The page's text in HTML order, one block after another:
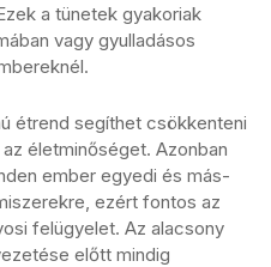
a tünetek gyakoriak
vagy gyulladásos
étrend segíthet csökkenteni
életminőséget. Azonban
ember egyedi és más-
ezért fontos az
felügyelet. Az alacsony
előtt mindig